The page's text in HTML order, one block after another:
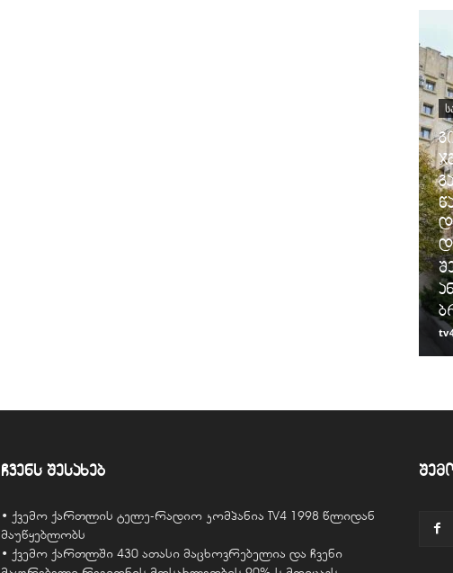
tv4
ჩვენს შესახებ
• ქვემო ქართლის ტელე-რადიო კომპანია TV4 1998 წლიდან
მაუწყებლობს
• ქვემო ქართლში 430 ათასი მაცხოვრებელია და ჩვენი